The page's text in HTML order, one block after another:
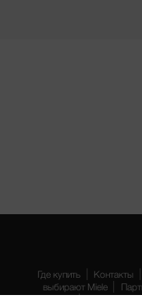
Где купить Контакты
выбирают Miele
Suppliers
Работа в